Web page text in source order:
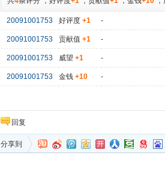
20091001753 好评度 +1 -
20091001753 贡献值 +1 -
20091001753 威望 +1 -
20091001753 金钱 +10 -
回复
分享到